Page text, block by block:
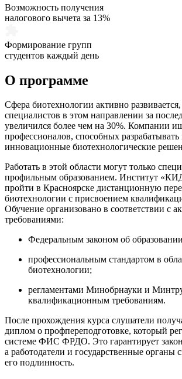
Возможность получения
налогового вычета за 13%
Формирование групп
студентов каждый день
О программе
Сфера биотехнологии активно
специалистов в этом направлении за
увеличился более чем на 30%. Компании
профессионалов, способных разрабатывать
инновационные биотехнологические
Работать в этой области могут только
профильным образованием. Институт
пройти в Красноярске дистанционную
биотехнологии с присвоением
Обучение организовано в соответствии с
требованиями:
Федеральным законом об
профессиональным стандартом в
биотехнологии;
регламентами Минобрнауки и
квалификационным требованиям.
После прохождения курса слушатели
диплом о профпереподготовке, который
системе ФИС ФРДО. Это гарантирует
а работодатели и государственные органы
его подлинность.